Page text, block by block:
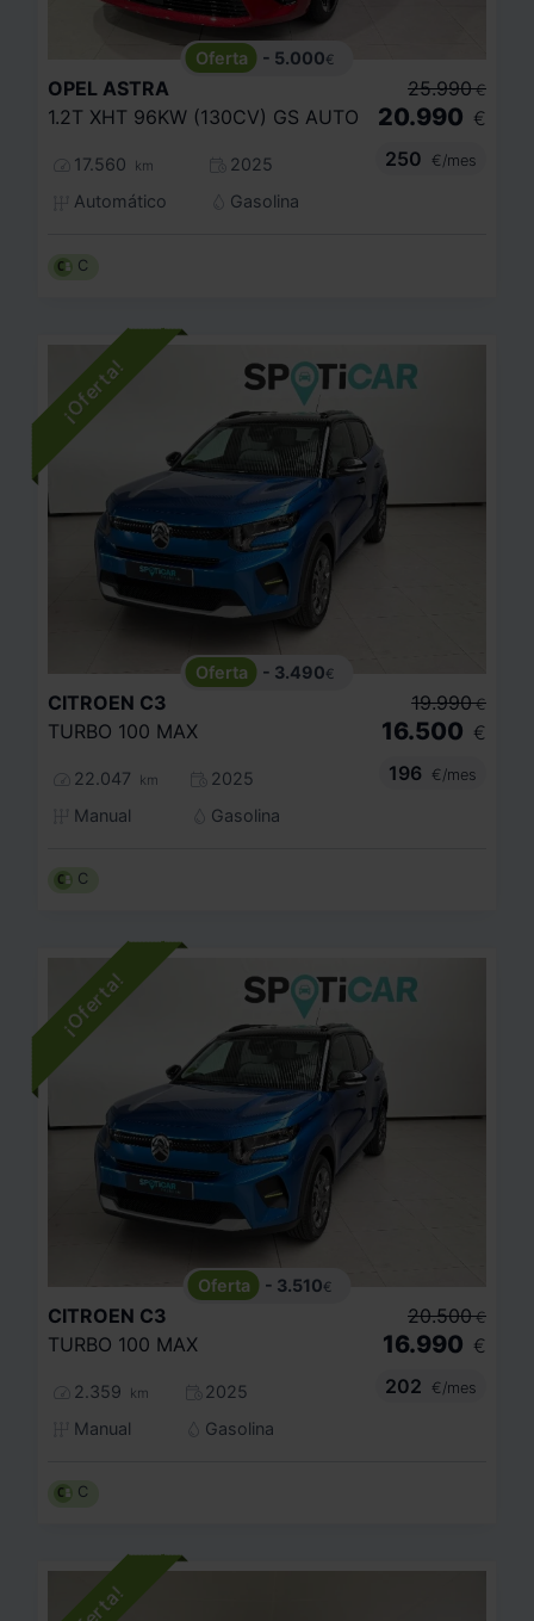
- 5.000€
OPEL ASTRA
1.2T XHT 96KW (130CV) GS AUTO
17.560 km
2025
Automático
Gasolina
25.990 €
20.990 €
250
€/mes
C
- 3.490€
CITROEN C3
TURBO 100 MAX
22.047 km
2025
Manual
Gasolina
19.990 €
16.500 €
196
€/mes
C
- 3.510€
CITROEN C3
TURBO 100 MAX
2.359 km
2025
Manual
Gasolina
20.500 €
16.990 €
202
€/mes
C